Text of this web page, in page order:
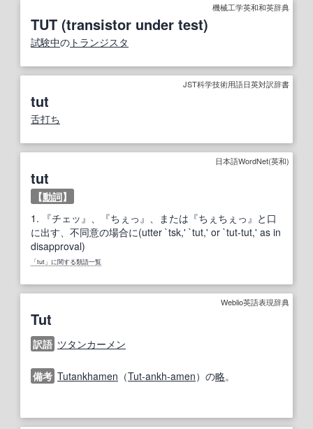
機械工学英和和英辞典
TUT (transistor under test)
試験中の トランジスタ
JST科学技術用語日英対訳辞書
tut
舌打ち
日本語WordNet(英和)
tut
【動詞】
1. 『チェッ』、『ちぇっ』、または『ちぇちぇっ』と口
に出す、不同意の場合に(utter `tsk,' `tut,' or `tut-tut,' as in
disapproval)
「tut」に関する類語一覧
Weblio英語表現辞典
Tut
訳語 ツタンカーメン
備考 Tutankhamen （Tut-ankh-amen）の略。